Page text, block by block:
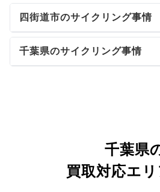
四街道市のサイクリング事情
千葉県のサイクリング事情
千葉県
買取対応エ